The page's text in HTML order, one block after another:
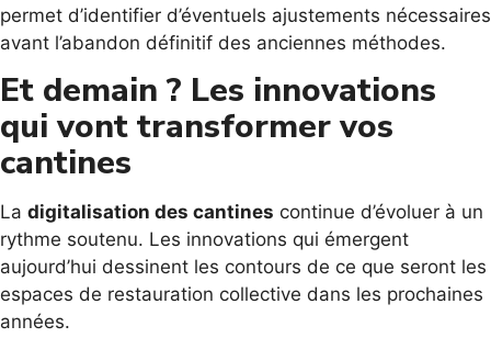
permet d’identifier d’éventuels ajustements nécessaires
avant l’abandon définitif des anciennes méthodes.
Et demain ? Les innovations
qui vont transformer vos
cantines
La digitalisation des cantines continue d’évoluer à un
rythme soutenu. Les innovations qui émergent
aujourd’hui dessinent les contours de ce que seront les
espaces de restauration collective dans les prochaines
années.